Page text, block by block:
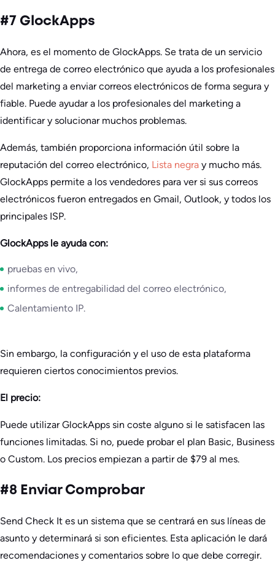
#7 GlockApps
Ahora, es el momento de GlockApps. Se trata de un servicio
de entrega de correo electrónico que ayuda a los profesionales
del marketing a enviar correos electrónicos de forma segura y
fiable. Puede ayudar a los profesionales del marketing a
identificar y solucionar muchos problemas.
Además, también proporciona información útil sobre la
reputación del correo electrónico, Lista negra y mucho más.
GlockApps permite a los vendedores para ver si sus correos
electrónicos fueron entregados en Gmail, Outlook, y todos los
principales ISP.
GlockApps le ayuda con:
pruebas en vivo,
informes de entregabilidad del correo electrónico,
Calentamiento IP.
Sin embargo, la configuración y el uso de esta plataforma
requieren ciertos conocimientos previos.
El precio:
Puede utilizar GlockApps sin coste alguno si le satisfacen las
funciones limitadas. Si no, puede probar el plan Basic, Business
o Custom. Los precios empiezan a partir de $79 al mes.
#8 Enviar Comprobar
Send Check It es un sistema que se centrará en sus líneas de
asunto y determinará si son eficientes. Esta aplicación le dará
recomendaciones y comentarios sobre lo que debe corregir.